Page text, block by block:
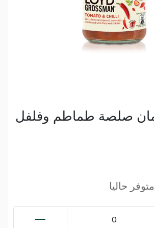
صلصة طماطم وفلفل
حاليا
0